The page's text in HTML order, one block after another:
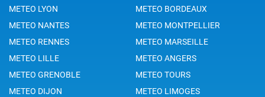
METEO LYON
METEO BORDEAUX
METEO NANTES
METEO MONTPELLIER
METEO RENNES
METEO MARSEILLE
METEO LILLE
METEO ANGERS
METEO GRENOBLE
METEO TOURS
METEO DIJON
METEO LIMOGES